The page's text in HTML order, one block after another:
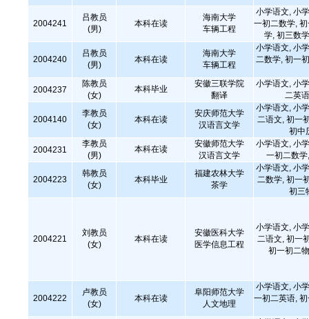
2004241
吕教员
(男)
本科在读
海南大学
车辆工程
小学语文, 小
一初二数学,
学, 初三数
2004240
吕教员
(男)
本科在读
海南大学
车辆工程
小学语文, 小
二数学, 初一
2004237
陈教员
(女)
本科毕业
安徽三联学院
翻译
小学语文, 小
二英
2004140
李教员
(女)
本科在读
安庆师范大学
汉语言文学
小学语文, 小
二语文, 初一
初中
2004231
李教员
(男)
本科在读
安徽师范大学
汉语言文学
小学语文, 小
一初二数
2004223
韩教员
(女)
本科毕业
福建农林大学
茶学
小学语文, 小
二数学, 初一
初三
2004221
刘教员
(女)
本科在读
安徽医科大学
医学信息工程
小学语文, 小
二语文, 初一
初一初二
2004222
卢教员
(女)
本科在读
阜阳师范大学
人文地理
小学语文, 小
一初二英语,